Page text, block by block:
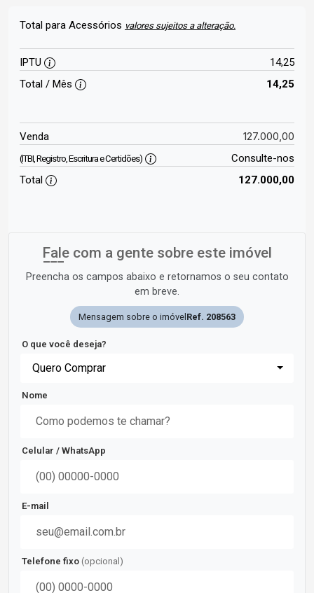
Total para Acessórios valores sujeitos a alteração.
IPTU
14,25
Total / Mês
14,25
Venda 127.000,00
(ITBI, Registro, Escritura e Certidões)
Consulte-nos
Total
127.000,00
Fale com a gente sobre este imóvel
Preencha os campos abaixo e retornamos o seu contato
em breve.
Mensagem sobre o imóvel Ref. 208563
O que você deseja?
Quero Comprar
Nome
Celular / WhatsApp
E-mail
Telefone fixo (opcional)